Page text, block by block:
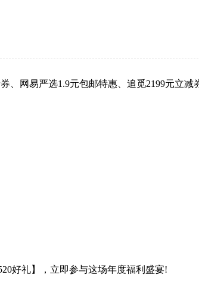
、网易严选1.9元包邮特惠、追觅2199元立
好礼】，立即参与这场年度福利盛宴!